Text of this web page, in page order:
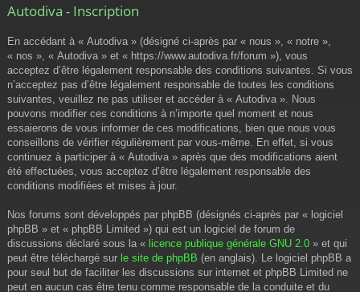
s
Autodiva - Inscription
En accédant à « Autodiva » (désigné ci-après par « nous », « notre »,
« nos », « Autodiva » et « https://www.autodiva.fr/forum »), vous
acceptez d’être légalement responsable des conditions suivantes. Si vous
n’acceptez pas d’être légalement responsable de toutes les conditions
suivantes, veuillez ne pas utiliser et accéder à « Autodiva ». Nous
pouvons modifier ces conditions à n’importe quel moment et nous
essaierons de vous informer de ces modifications, bien que nous vous
conseillons de vérifier régulièrement par vous-même. En effet, si vous
continuez à participer à « Autodiva » après que des modifications aient
été effectuées, vous acceptez d’être légalement responsable des
conditions modifiées et mises à jour.
Nos forums sont développés par phpBB (désignés ci-après par « logiciel
phpBB » et « phpBB Limited ») qui est un logiciel de forum de
discussions déclaré sous la « licence publique générale GNU 2.0 » et qui
peut être téléchargé sur le site de phpBB (en anglais). Le logiciel phpBB a
pour seul but de faciliter les discussions sur internet et phpBB Limited ne
peut en aucun cas être tenu comme responsable de la conduite et du